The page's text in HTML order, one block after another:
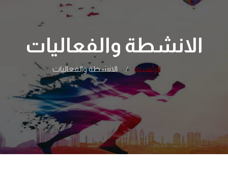
الانشطة والفعاليات
الرئيسية الانشطة والفعاليات